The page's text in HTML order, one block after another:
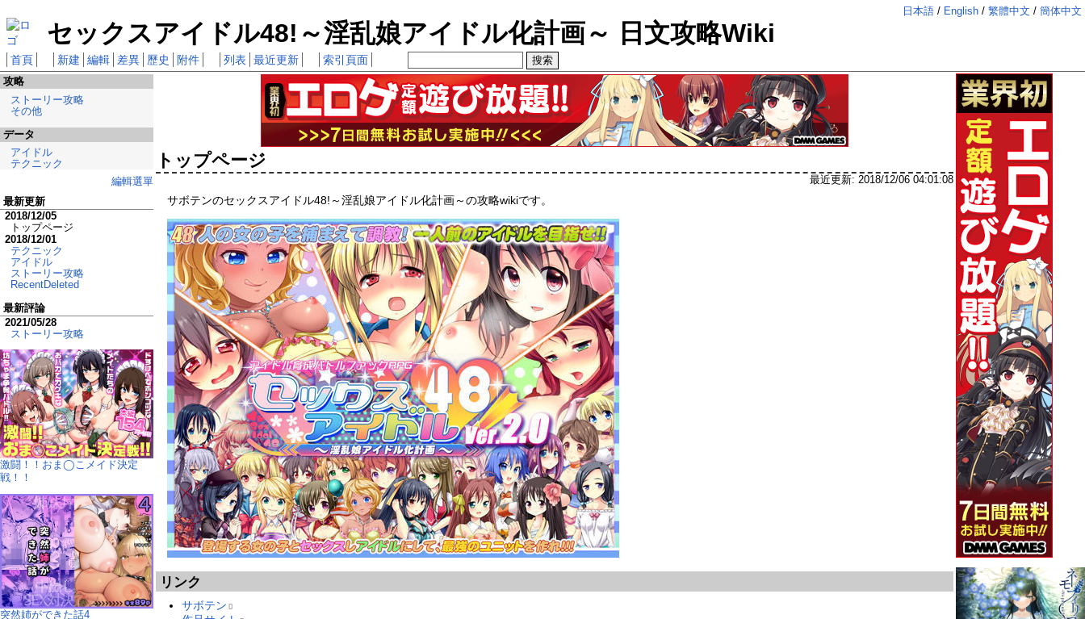
日本語 English 繁體中文 簡体中文
セックスアイドル48!～淫乱娘アイドル化計画～ 日文攻略Wiki
首頁 新建 編輯 差異 歷史 附件 列表 最近更新 索引頁面
トップページ
最近更新: 2018/12/06 04:01:08
サボテンのセックスアイドル48!～淫乱娘アイドル化計画～の攻略wikiです。
リンク
サボテン
攻略
ストーリー攻略
その他
データ
アイドル
テクニック
編輯選單
最新更新
2018/12/05
トップページ
2018/12/01
テクニック
アイドル
ストーリー攻略
RecentDeleted
最新評論
2021/05/28
ストーリー攻略
激闘！！おま◯こメイド決定
戦！！
突然姉ができた話4